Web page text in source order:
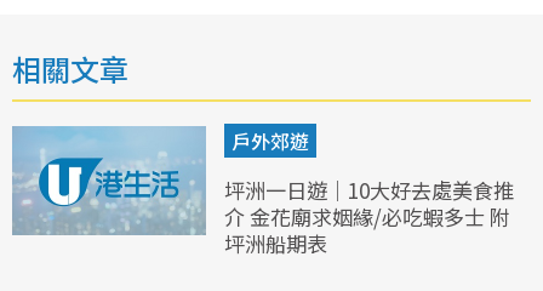
相關文章
戶外郊遊
坪洲一日遊｜10大好去處美食推
介 金花廟求姻緣/必吃蝦多士 附
坪洲船期表